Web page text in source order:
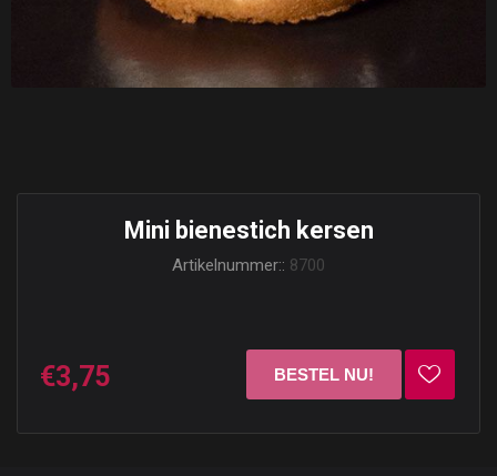
Mini bienestich kersen
Artikelnummer:: 8700
€3,75